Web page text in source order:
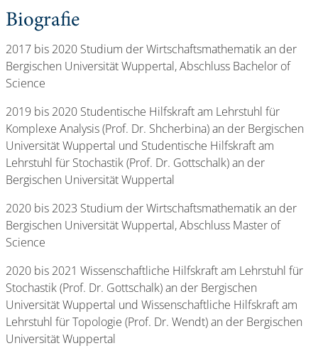
Biografie
2017 bis 2020 Studium der Wirtschaftsmathematik an der
Bergischen Universität Wuppertal, Abschluss Bachelor of
Science
2019 bis 2020 Studentische Hilfskraft am Lehrstuhl für
Komplexe Analysis (Prof. Dr. Shcherbina) an der Bergischen
Universität Wuppertal und Studentische Hilfskraft am
Lehrstuhl für Stochastik (Prof. Dr. Gottschalk) an der
Bergischen Universität Wuppertal
2020 bis 2023 Studium der Wirtschaftsmathematik an der
Bergischen Universität Wuppertal, Abschluss Master of
Science
2020 bis 2021 Wissenschaftliche Hilfskraft am Lehrstuhl für
Stochastik (Prof. Dr. Gottschalk) an der Bergischen
Universität Wuppertal und Wissenschaftliche Hilfskraft am
Lehrstuhl für Topologie (Prof. Dr. Wendt) an der Bergischen
Universität Wuppertal